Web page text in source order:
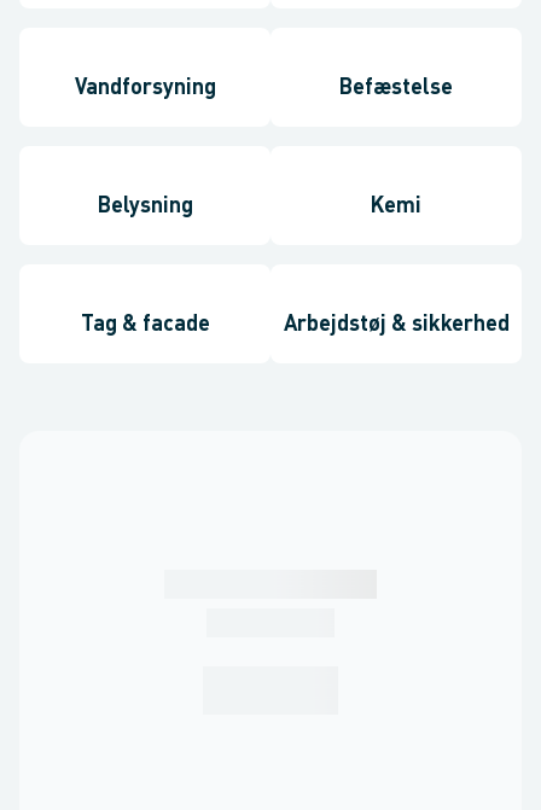
Vandforsyning Befæstelse
Belysning Kemi
Tag & facade Arbejdstøj & sikkerhed